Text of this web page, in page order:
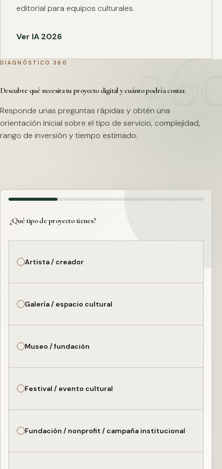
editorial para equipos culturales.
Ver IA 2026
DIAGNÓSTICO 360
Descubre qué necesita tu proyecto digital y cuánto podría costar.
Responde unas preguntas rápidas y obtén una
orientación inicial sobre el tipo de servicio, complejidad,
rango de inversión y tiempo estimado.
¿Qué tipo de proyecto tienes?
Artista / creador
Galería / espacio cultural
Museo / fundación
Festival / evento cultural
Fundación / nonprofit / campaña institucional